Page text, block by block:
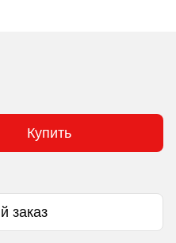
Купить
заказ